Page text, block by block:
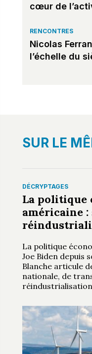
cœur de
RENCONTRES
Nicolas
l’échelle du
SUR LE
DÉCRYPTAGES
La politique
américaine :
La politique
Joe Biden depuis
Blanche articule
nationale, de